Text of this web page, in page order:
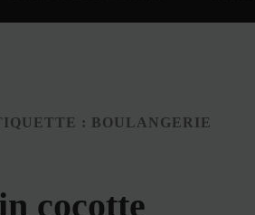
: BOULANGERIE
cocotte